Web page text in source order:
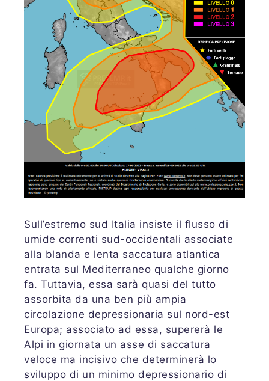
Sull’estremo sud Italia insiste il flusso di
umide correnti sud-occidentali associate
alla blanda e lenta saccatura atlantica
entrata sul Mediterraneo qualche giorno
fa. Tuttavia, essa sarà quasi del tutto
assorbita da una ben più ampia
circolazione depressionaria sul nord-est
Europa; associato ad essa, supererà le
Alpi in giornata un asse di saccatura
veloce ma incisivo che determinerà lo
sviluppo di un minimo depressionario di